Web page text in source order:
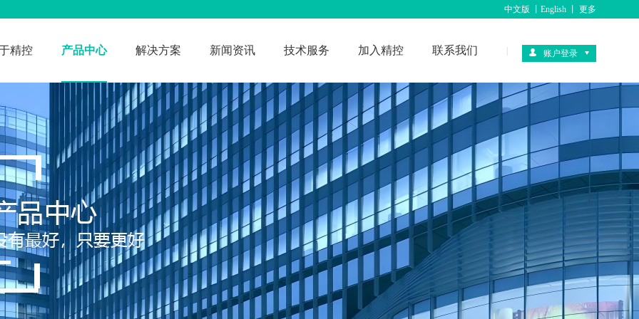
中文版 English 更多
账户登录
精控 产品中心 解决方案 新闻资讯 技术服务 加入精控 联系我们